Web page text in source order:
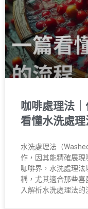
咖啡處理法
看懂水洗處
水洗處理法（
作，因其能精確展現
咖啡界，水洗處理
稱，尤其適合那些
入解析水洗處理法